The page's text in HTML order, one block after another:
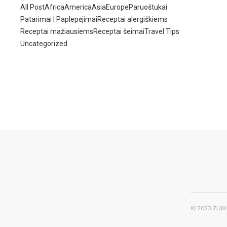
All PostAfricaAmericaAsiaEuropeParuoštukai
Patarimai | PaplepėjimaiReceptai alergiškiems
Receptai mažiausiemsReceptai šeimaiTravel Tips
Uncategorized
© 2023